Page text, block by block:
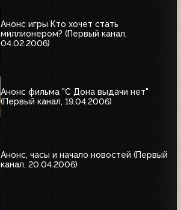
Анонс игры Кто хочет стать
миллионером? (Первый канал,
04.02.2006)
Анонс фильма "С Дона выдачи нет"
(Первый канал, 19.04.2006)
Анонс, часы и начало новостей (Первый
канал, 20.04.2006)